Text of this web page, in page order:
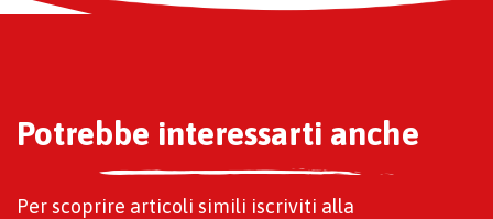
Potrebbe interessarti anche
Per scoprire articoli simili iscriviti alla